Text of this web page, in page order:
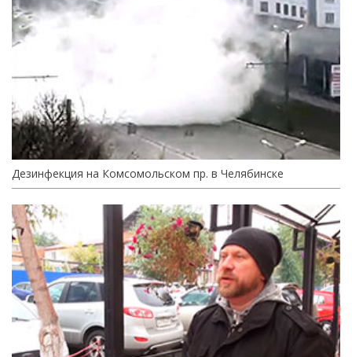
Дезинфекция на Комсомольском пр. в Челябинске